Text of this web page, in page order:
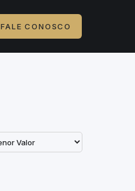
FALE CONOSCO